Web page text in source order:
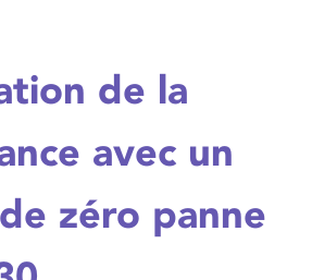
de la
avec un
zéro panne